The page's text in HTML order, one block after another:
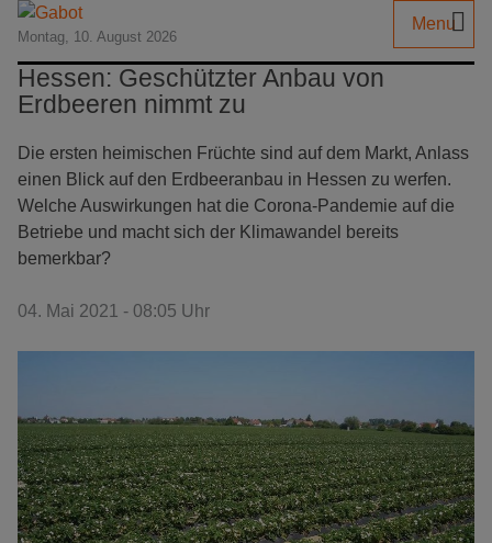
Montag, 10. August 2026
Menu
Hessen: Geschützter Anbau von
Erdbeeren nimmt zu
Die ersten heimischen Früchte sind auf dem Markt, Anlass
einen Blick auf den Erdbeeranbau in Hessen zu werfen.
Welche Auswirkungen hat die Corona-Pandemie auf die
Betriebe und macht sich der Klimawandel bereits
bemerkbar?
04. Mai 2021 - 08:05 Uhr